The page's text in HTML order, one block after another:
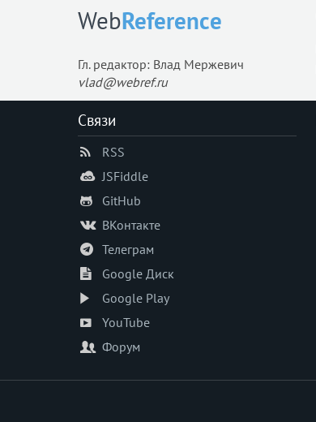
WebReference
Гл. редактор: Влад Мержевич
vlad@webref.ru
Связи
RSS
JSFiddle
GitHub
ВКонтакте
Телеграм
Google Диск
Google Play
YouTube
Форум